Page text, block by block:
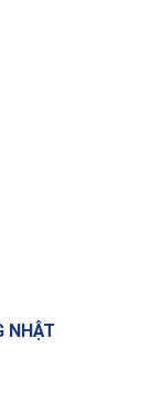
NHẬT